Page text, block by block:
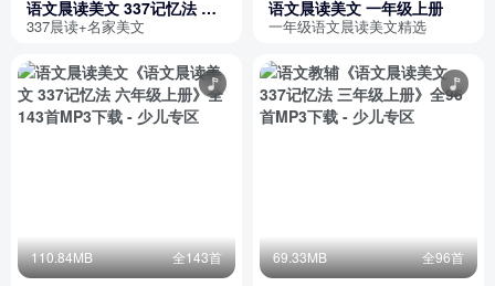
语文晨读美文 337记忆法 四
年级上册
337晨读+名家美文
语文晨读美文 一年级上册
一年级语文晨读美文精选
110.84MB 全143首 69.33MB 全96首